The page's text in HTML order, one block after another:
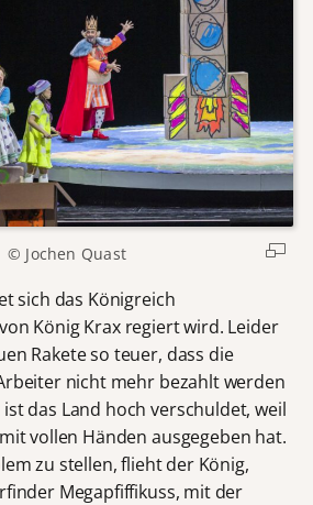
© Jochen Quast
sich das Königreich
König Krax regiert wird. Leider
Rakete so teuer, dass die
nicht mehr bezahlt werden
das Land hoch verschuldet, weil
vollen Händen ausgegeben hat.
zu stellen, flieht der König,
Megapfiffikuss, mit der